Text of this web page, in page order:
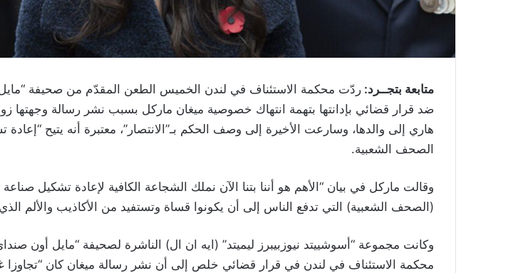
متابعة بتجــرد: ردّت محكمة الاستئناف في لندن الخميس الطعن المقدّم من صحيفة
ضد قرار قضائي بإدانتها بتهمة انتهاك خصوصية ميغان ماركل بسبب نشر رسالة وجهتها
هاري إلى والدها، وسارعت الأخيرة إلى وصف الحكم بـ”الانتصار”، معتبرة أنه يتيح
الصحف الشعبية.
وقالت ماركل في بيان “الأهم هو أننا بتنا الآن نملك الشجاعة الكافية لإعادة تشكيل صناعة
(الصحف الشعبية) التي تدفع الناس إلى أن يكونوا قساة وتستفيد من الأكاذيب والألم
وكانت مجموعة “أسوشييتد نيوزبيبرز ليميتد” (ايه ان ال) الناشرة لصحيفة “مايل أون
محكمة الاستئناف في لندن في قرار قضائي خلص إلى أن نشر رسالة ميغان كان “تجاوزا